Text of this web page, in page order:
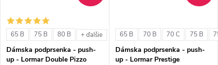
65 B 75 B 80 B + ďalšie
Dámska podprsenka - push-
up - Lormar Double Pizzo
65 B 70 B 70 C 75 B
Dámska podprsenka - push-
up - Lormar Prestige